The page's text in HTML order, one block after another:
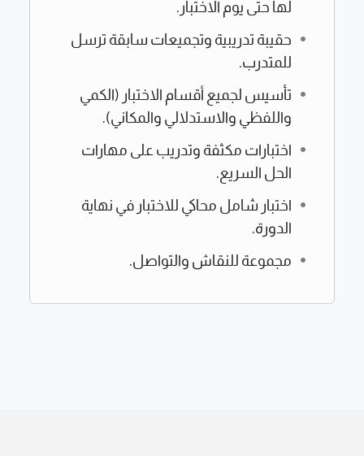
لها حتى يوم الاختبار.
حقيبة تدريبية وتجميعات سابقة ترسل
للمتدرب.
تأسيس لجميع أقسام الاختبار (الكمي
واللفظي والاستدلالي والمكاني).
اختبارات مكثفة وتدريب على مهارات
الحل السريع.
اختبار شامل محاكي للاختبار في نهاية
الدورة.
مجموعة للنقاش والتواصل.